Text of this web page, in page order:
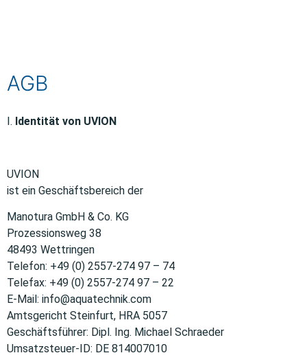
AGB
I. Identität von UVION
UVION
ist ein Geschäftsbereich der
Manotura GmbH & Co. KG
Prozessionsweg 38
48493 Wettringen
Telefon: +49 (0) 2557-274 97 – 74
Telefax: +49 (0) 2557-274 97 – 22
E-Mail: info@aquatechnik.com
Amtsgericht Steinfurt, HRA 5057
Geschäftsführer: Dipl. Ing. Michael Schraeder
Umsatzsteuer-ID: DE 814007010